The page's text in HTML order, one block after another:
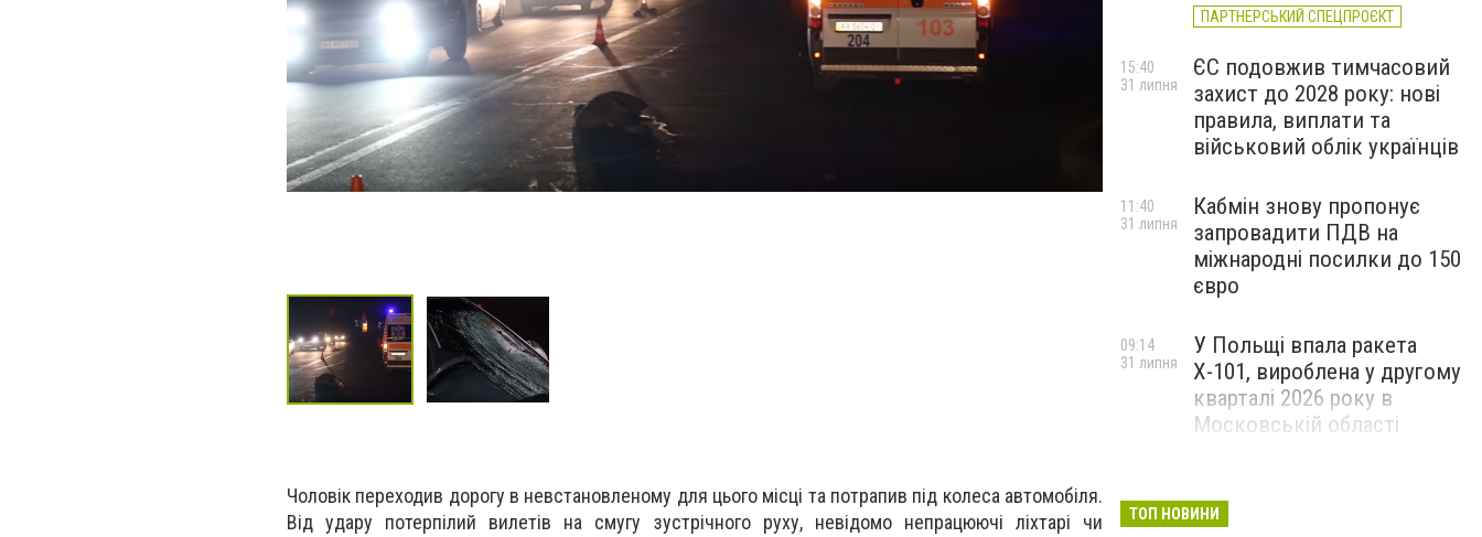
Чоловік переходив дорогу в невстановленому для цього місці та потрапив під колеса автомобіля.
Від удару потерпілий вилетів на смугу зустрічного руху, невідомо непрацюючі ліхтарі чи
ПАРТНЕРСЬКИЙ СПЕЦПРОЄКТ
ЄС подовжив тимчасовий
захист до 2028 року: нові
правила, виплати та
військовий облік українців
15:40
31 липня
Кабмін знову пропонує
запровадити ПДВ на
міжнародні посилки до 150
євро
11:40
31 липня
У Польщі впала ракета
Х-101, вироблена у другому
кварталі 2026 року в
Московській області
09:14
31 липня
ТОП НОВИНИ